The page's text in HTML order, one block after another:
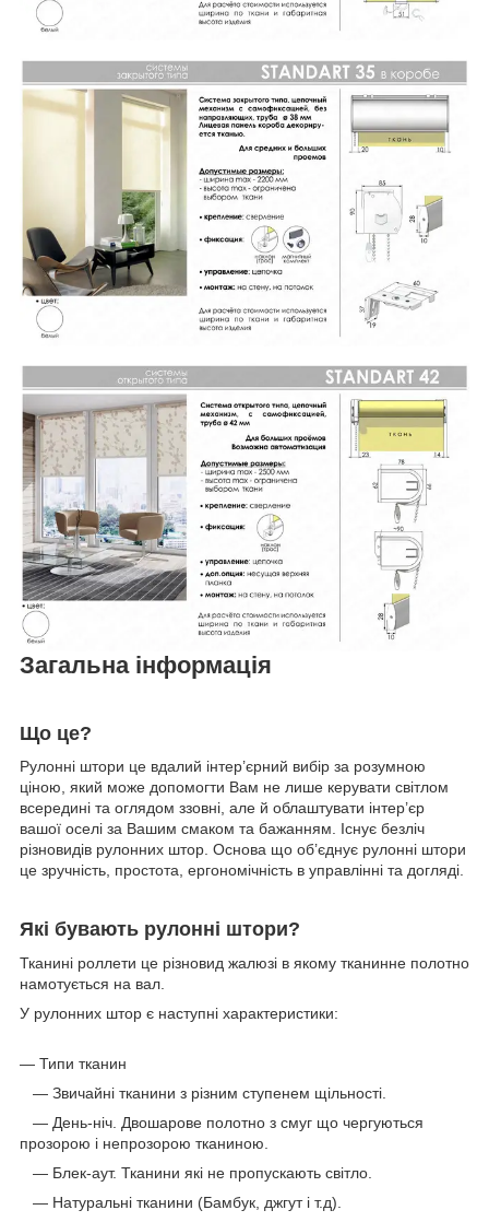
Загальна інформація
Що це?
Рулонні штори це вдалий інтер’єрний вибір за розумною
ціною, який може допомогти Вам не лише керувати світлом
всередині та оглядом ззовні, але й облаштувати інтер’єр
вашої оселі за Вашим смаком та бажанням. Існує безліч
різновидів рулонних штор. Основа що об’єднує рулонні штори
це зручність, простота, ергономічність в управлінні та догляді.
Які бувають рулонні штори?
Тканині роллети це різновид жалюзі в якому тканинне полотно
намотується на вал.
У рулонних штор є наступні характеристики:
— Типи тканин
— Звичайні тканини з різним ступенем щільності.
— День-ніч. Двошарове полотно з смуг що чергуються
прозорою і непрозорою тканиною.
— Блек-аут. Тканини які не пропускають світло.
— Натуральні тканини (Бамбук, джгут і т.д).